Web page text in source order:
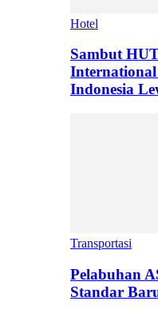
Hotel
Sambut
Indonesia
Transportasi
Pelabuhan
Standar